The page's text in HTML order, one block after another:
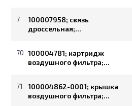
7
100007958; связь
дроссельная;...
70 100004781; картридж
воздушного фильтра;...
71
100004862-0001; крышка
воздушного фильтра;...